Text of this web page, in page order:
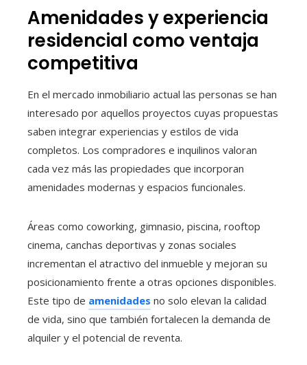
Amenidades y experiencia
residencial como ventaja
competitiva
En el mercado inmobiliario actual las personas se han
interesado por aquellos proyectos cuyas propuestas
saben integrar experiencias y estilos de vida
completos. Los compradores e inquilinos valoran
cada vez más las propiedades que incorporan
amenidades modernas y espacios funcionales.
Áreas como coworking, gimnasio, piscina, rooftop
cinema, canchas deportivas y zonas sociales
incrementan el atractivo del inmueble y mejoran su
posicionamiento frente a otras opciones disponibles.
Este tipo de amenidades no solo elevan la calidad
de vida, sino que también fortalecen la demanda de
alquiler y el potencial de reventa.